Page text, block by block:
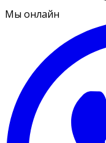
Мы онлайн